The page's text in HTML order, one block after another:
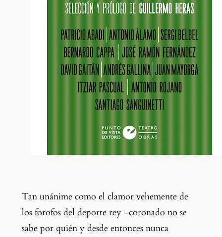
Tan unánime como el clamor vehemente de
los forofos del deporte rey –coronado no se
sabe por quién y desde entonces nunca